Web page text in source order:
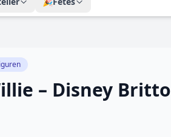
– Disney Britto